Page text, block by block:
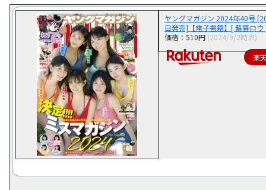
ヤングマガジン 2024年40号
日発売]【電子書籍】[ 蘇募ロウ
価格：510円 (2024/9/2時点)
楽